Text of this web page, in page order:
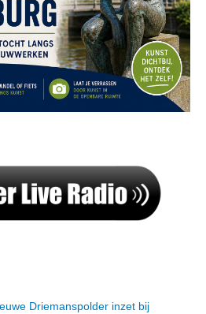
Driemanspolder inzet bij